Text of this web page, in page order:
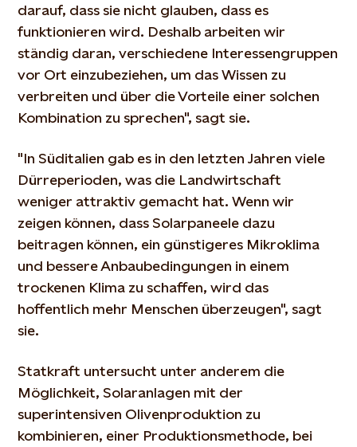
darauf, dass sie nicht glauben, dass es
funktionieren wird. Deshalb arbeiten wir
ständig daran, verschiedene Interessengruppen
vor Ort einzubeziehen, um das Wissen zu
verbreiten und über die Vorteile einer solchen
Kombination zu sprechen", sagt sie.
"In Süditalien gab es in den letzten Jahren viele
Dürreperioden, was die Landwirtschaft
weniger attraktiv gemacht hat. Wenn wir
zeigen können, dass Solarpaneele dazu
beitragen können, ein günstigeres Mikroklima
und bessere Anbaubedingungen in einem
trockenen Klima zu schaffen, wird das
hoffentlich mehr Menschen überzeugen", sagt
sie.
Statkraft untersucht unter anderem die
Möglichkeit, Solaranlagen mit der
superintensiven Olivenproduktion zu
kombinieren, einer Produktionsmethode, bei